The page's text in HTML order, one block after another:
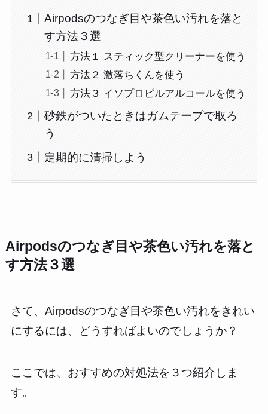
Airpodsのつなぎ目や茶色い汚れを落と
す方法３選
方法１ スティック型クリーナーを使う
方法２ 激落ちくんを使う
方法３ イソプロピルアルコールを使う
砂鉄がついたときはガムテープで取ろ
う
定期的に清掃しよう
Airpodsのつなぎ目や茶色い汚れを落と
す方法３選
さて、Airpodsのつなぎ目や茶色い汚れをきれい
にするには、どうすればよいのでしょうか？
ここでは、おすすめの対処法を３つ紹介しま
す。